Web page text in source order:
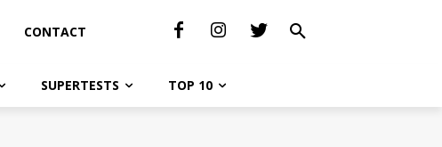
CONTACT
SUPERTESTS TOP 10